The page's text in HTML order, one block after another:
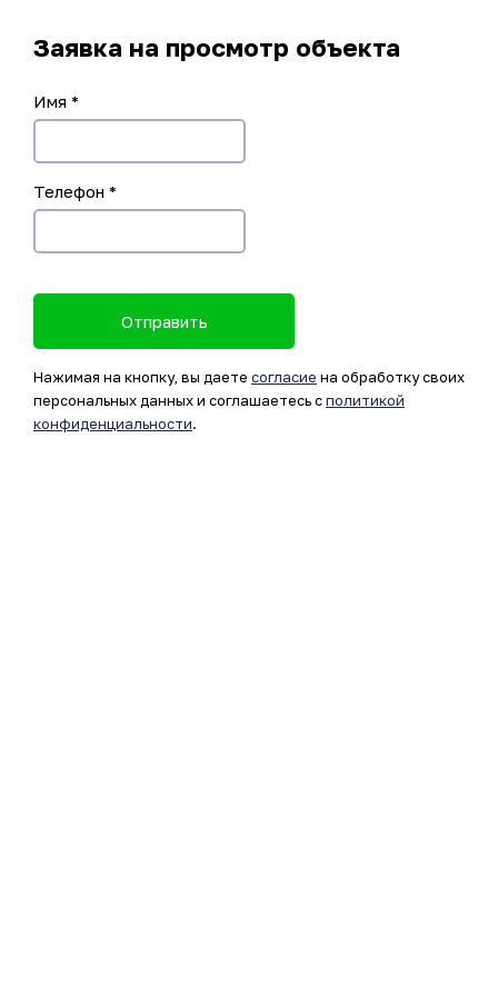
Заявка на просмотр объекта
Имя *
Телефон *
Отправить
Нажимая на кнопку, вы даете согласие на обработку своих
персональных данных и соглашаетесь сполитикой
конфиденциальности.